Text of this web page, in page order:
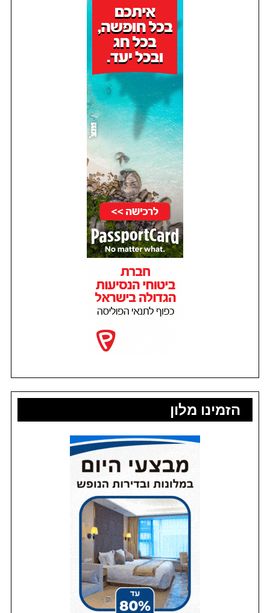
הזמינו מלון